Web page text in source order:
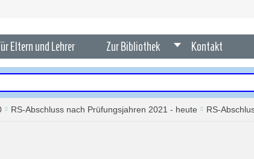
Eltern und Lehrer Zur Bibliothek Kontakt
RS-Abschluss nach Prüfungsjahren 2021 - heute RS-